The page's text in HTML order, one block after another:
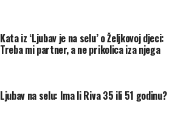
Kata iz ‘Ljubav je na selu’ o Željkovoj djeci:
Treba mi partner, a ne prikolica iza njega
Ljubav na selu: Ima li Riva 35 ili 51 godinu?